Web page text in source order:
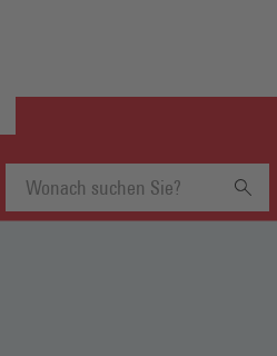
Suchbegriff